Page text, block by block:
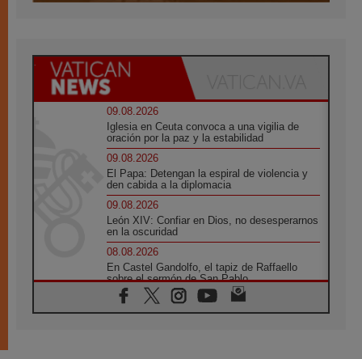
09.08.2026
Iglesia en Ceuta convoca a una vigilia de
oración por la paz y la estabilidad
09.08.2026
El Papa: Detengan la espiral de violencia y
den cabida a la diplomacia
09.08.2026
León XIV: Confiar en Dios, no desesperarnos
en la oscuridad
08.08.2026
En Castel Gandolfo, el tapiz de Raffaello
sobre el sermón de San Pablo
08.08.2026
En Colombia, «la paz no se compra con una